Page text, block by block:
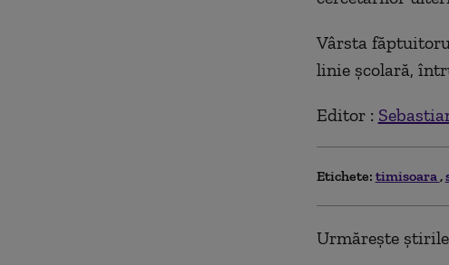
Vârsta
linie școlară,
Editor :
Etichete: timisoara
Urmărește